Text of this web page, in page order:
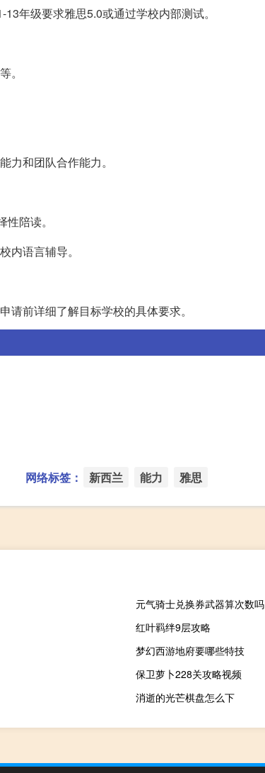
年级要求雅思5.0或通过学校内部测试。
。
力和团队合作能力。
陪读。
内语言辅导。
请前详细了解目标学校的具体要求。
网络标签： 新西兰 能力 雅思
元气骑士兑换券武器算次数吗
红叶羁绊9层攻略
梦幻西游地府要哪些特技
保卫萝卜228关攻略视频
消逝的光芒棋盘怎么下